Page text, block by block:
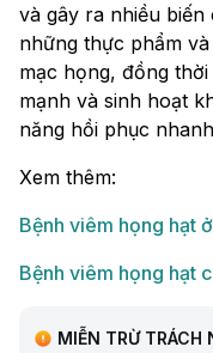
và gây ra nhiều
những thực phẩm
mạc họng, đồng
mạnh và sinh hoạt
năng hồi phục
Xem thêm:
Bệnh viêm họng hạt
Bệnh viêm họng hạt
MIỄN TRỪ TRÁCH